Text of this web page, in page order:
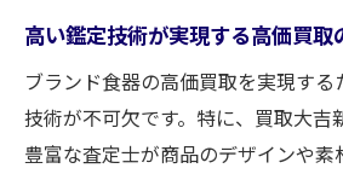
高い鑑定技術が実現する高価買取
ブランド食器の高価買取を実現す
技術が不可欠です。特に、買取大吉
豊富な査定士が商品のデザインや